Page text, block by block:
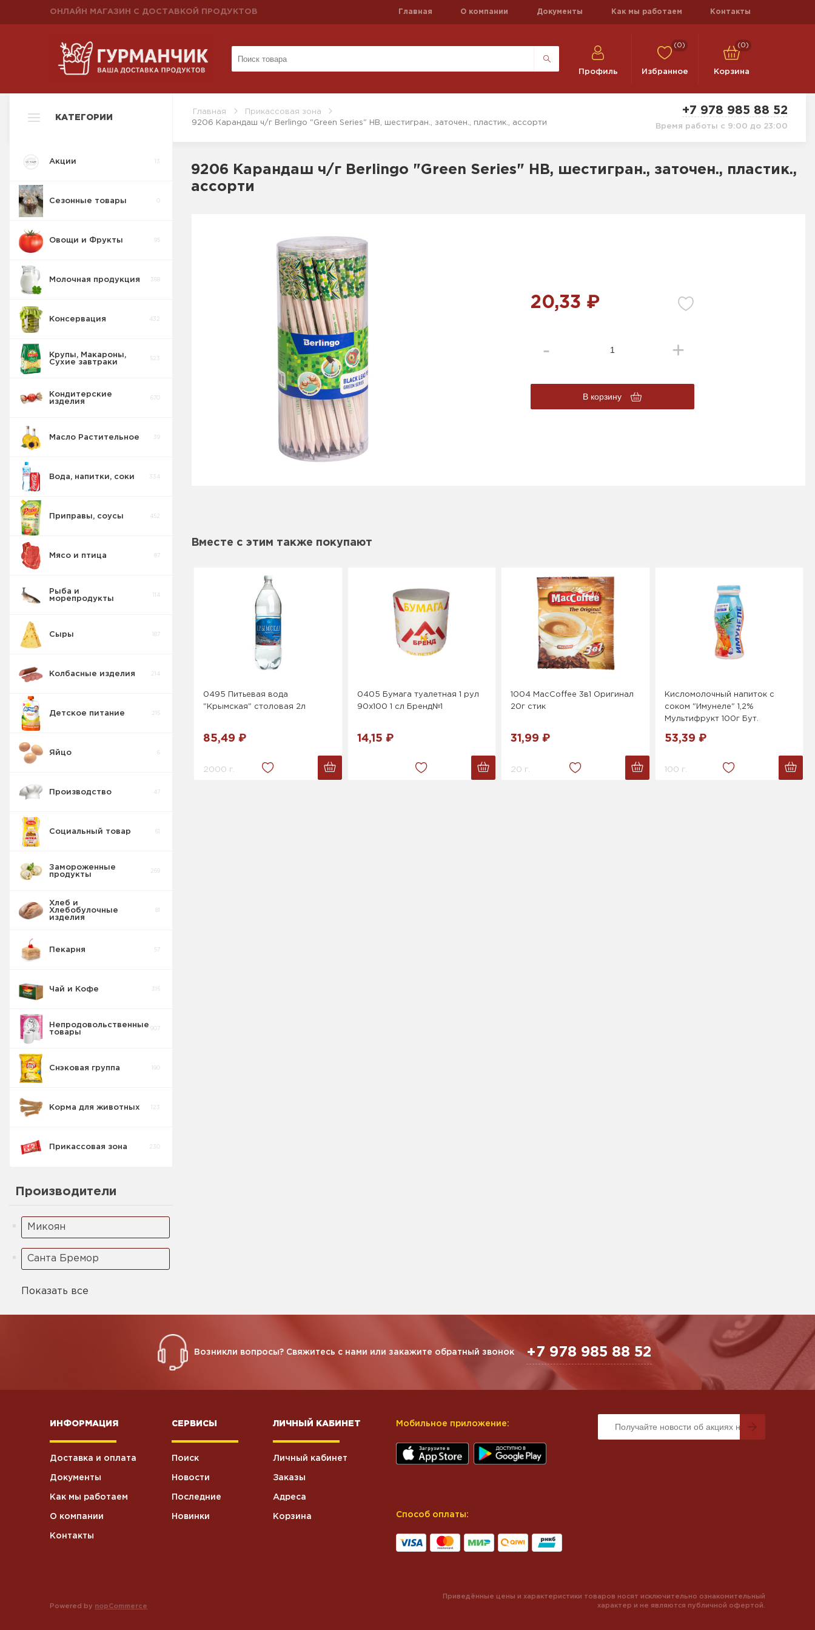
ОНЛАЙН МАГАЗИН С ДОСТАВКОЙ ПРОДУКТОВ Главная О компании Документы Как мы работаем Контакты
Профиль
(0)
Избранное
(0)
Корзина
Главная
Прикассовая зона
9206 Карандаш ч/г Berlingo "Green Series" HB, шестигран., заточен., пластик., ассорти
+7 978 985 88 52
Время работы с 9:00 до 23:00
КАТЕГОРИИ
Акции 13
Сезонные товары
Овощи и Фрукты 95
Молочная продукция 368
Консервация 432
Крупы, Макароны,
Сухие завтраки
523
Кондитерские
изделия
670
Масло Растительное 39
Вода, напитки, соки 334
Приправы, соусы 452
Мясо и птица 87
Рыба и
морепродукты
114
Сыры 187
Колбасные изделия 214
Детское питание 215
Яйцо 6
Производство 47
Социальный товар 61
Замороженные
продукты
269
Хлеб и
Хлебобулочные
изделия
81
Пекарня 57
Чай и Кофе 315
Непродовольственные
товары
907
Снэковая группа 190
Корма для животных 123
Прикассовая зона 230
Кондитерские
изделия
Жевательные
Леденец
Свинина
Производители
Микоян
Санта Бремор
Показать все
9206 Карандаш ч/г Berlingo "Green Series" HB, шестигран., заточен., пластик.,
ассорти
20,33 ₽
В корзину
Вместе с этим также покупают
0495 Питьевая вода
"Крымская" столовая 2л
85,49 ₽
2000 г.
0405 Бумага туалетная 1 рул
90х100 1 сл Бренд№1
14,15 ₽
1004 MacCoffee 3в1 Оригинал
20г стик
31,99 ₽
20 г.
Кисломолочный напиток с
соком "Имунеле" 1,2%
Мультифрукт 100г Бут.
53,39 ₽
100 г.
Возникли вопросы? Свяжитесь с нами или закажите обратный звонок +7 978 985 88 52
ИНФОРМАЦИЯ
Доставка и оплата
Документы
Как мы работаем
О компании
Контакты
СЕРВИСЫ
Поиск
Новости
Последние
Новинки
ЛИЧНЫЙ КАБИНЕТ
Личный кабинет
Заказы
Адреса
Корзина
Мобильное приложение:
Способ оплаты:
Powered by nopCommerce
Приведённые цены и характеристики товаров носят исключительно ознакомительный
характер и не являются публичной офертой.